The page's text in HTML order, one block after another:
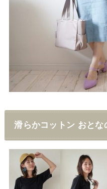
滑らかコットン おとな